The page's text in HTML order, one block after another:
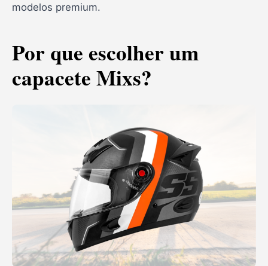
modelos premium.
Por que escolher um
capacete Mixs?